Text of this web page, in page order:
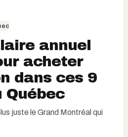
annuel
acheter
dans ces 9
Québec
juste le Grand Montréal qui